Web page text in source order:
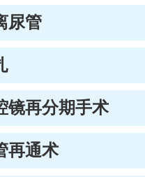
尿管
镜再分期手术
再通术